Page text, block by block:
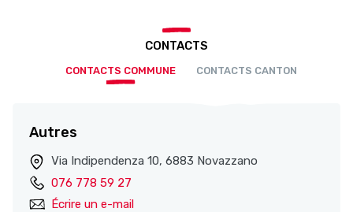
CONTACTS
CONTACTS COMMUNE CONTACTS CANTON
Autres
Via Indipendenza 10, 6883 Novazzano
076 778 59 27
Écrire un e-mail